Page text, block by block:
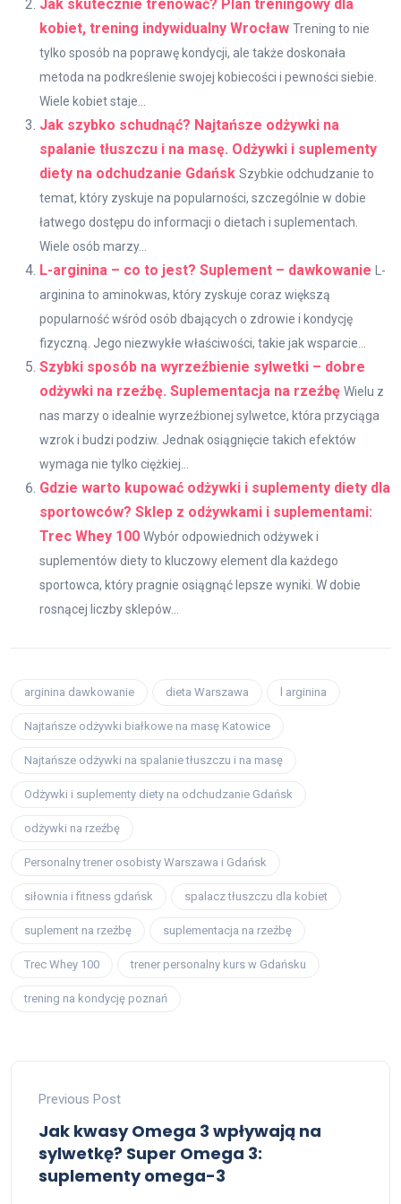
Jak skutecznie trenować? Plan treningowy dla
kobiet, trening indywidualny Wrocław Trening to nie
tylko sposób na poprawę kondycji, ale także doskonała
metoda na podkreślenie swojej kobiecości i pewności siebie.
Wiele kobiet staje...
Jak szybko schudnąć? Najtańsze odżywki na
spalanie tłuszczu i na masę. Odżywki i suplementy
diety na odchudzanie Gdańsk Szybkie odchudzanie to
temat, który zyskuje na popularności, szczególnie w dobie
łatwego dostępu do informacji o dietach i suplementach.
Wiele osób marzy...
L-arginina – co to jest? Suplement – dawkowanie
L-
arginina to aminokwas, który zyskuje coraz większą
popularność wśród osób dbających o zdrowie i kondycję
fizyczną. Jego niezwykłe właściwości, takie jak wsparcie...
Szybki sposób na wyrzeźbienie sylwetki – dobre
odżywki na rzeźbę. Suplementacja na rzeźbę Wielu z
nas marzy o idealnie wyrzeźbionej sylwetce, która przyciąga
wzrok i budzi podziw. Jednak osiągnięcie takich efektów
wymaga nie tylko ciężkiej...
Gdzie warto kupować odżywki i suplementy diety dla
sportowców? Sklep z odżywkami i suplementami:
Trec Whey 100 Wybór odpowiednich odżywek i
suplementów diety to kluczowy element dla każdego
sportowca, który pragnie osiągnąć lepsze wyniki. W dobie
rosnącej liczby sklepów...
arginina dawkowanie dieta Warszawa l arginina
Najtańsze odżywki białkowe na masę Katowice
Najtańsze odżywki na spalanie tłuszczu i na masę
Odżywki i suplementy diety na odchudzanie Gdańsk
odżywki na rzeźbę
Personalny trener osobisty Warszawa i Gdańsk
siłownia i fitness gdańsk spalacz tłuszczu dla kobiet
suplement na rzeźbę suplementacja na rzeźbę
Trec Whey 100 trener personalny kurs w Gdańsku
trening na kondycję poznań
Previous Post
Jak kwasy Omega 3 wpływają na
sylwetkę? Super Omega 3:
suplementy omega-3